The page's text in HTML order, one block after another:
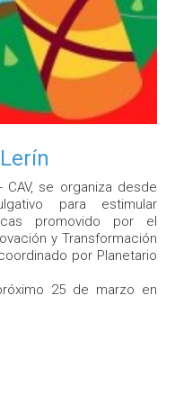
CAV, se organiza desde
para estimular
promovido por el
y Transformación
por Planetario
25 de marzo en